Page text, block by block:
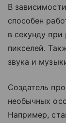
В
способен
в секунду
пикселей.
звука и
Создатель
необычных
Например,